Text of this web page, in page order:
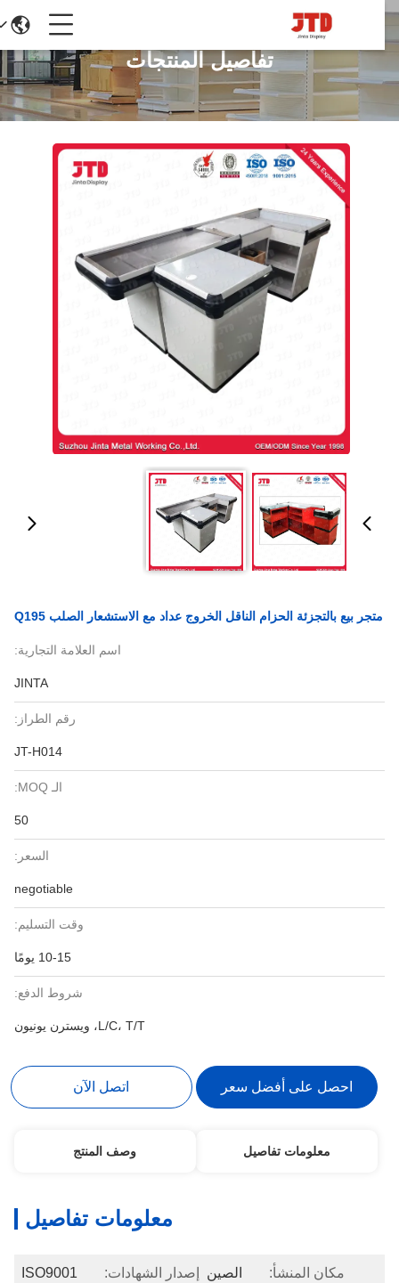
تفاصيل المنتجات
متجر بيع بالتجزئة الحزام الناقل الخروج عداد مع الاستشعار الصلب Q195
اسم العلامة التجارية:
JINTA
رقم الطراز:
JT-H014
الـ MOQ:
50
السعر:
negotiable
وقت التسليم:
10-15 يومًا
شروط الدفع:
L/C، T/T، ويسترن يونيون
احصل على أفضل سعر اتصل الآن
معلومات تفاصيل وصف المنتج
معلومات تفاصيل
مكان المنشأ: الصين إصدار الشهادات: ISO9001